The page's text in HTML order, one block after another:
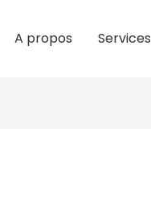
A propos Services